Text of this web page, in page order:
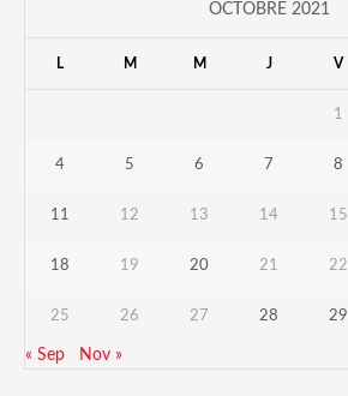
OCTOBRE 2021
L M M J V
1
4 5 6 7 8
11 12 13 14 15
18 19 20 21 22
25 26 27 28 29
« Sep Nov »